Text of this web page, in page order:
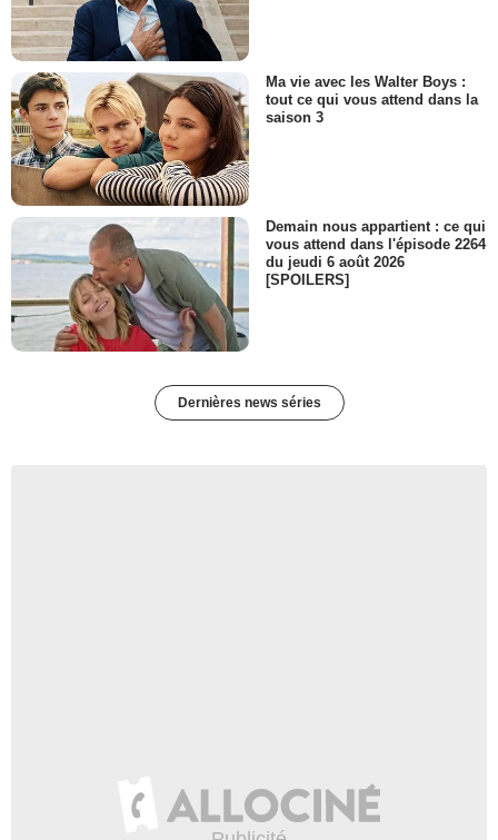
Ma vie avec les Walter Boys :
tout ce qui vous attend dans la
saison 3
Demain nous appartient : ce qui
vous attend dans l'épisode 2264
du jeudi 6 août 2026
[SPOILERS]
Dernières news séries